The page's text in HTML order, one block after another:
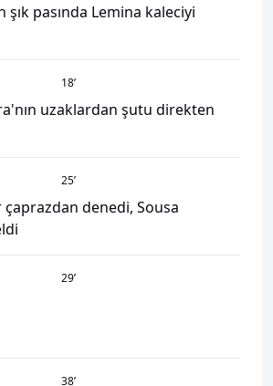
şık pasında Lemina kaleciyi
18’
uzaklardan şutu direkten
25’
çaprazdan denedi, Sousa
29’
38’